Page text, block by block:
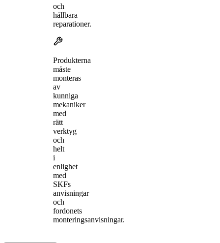
och
hållbara
reparationer.
Produkterna
måste
monteras
av
kunniga
mekaniker
med
rätt
verktyg
och
helt
i
enlighet
med
SKFs
anvisningar
och
fordonets
monteringsanvisningar.